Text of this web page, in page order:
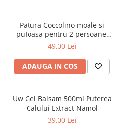
Patura Coccolino moale si
pufoasa pentru 2 persoane,
200X230 cm, Verde
49,00 Lei
ADAUGA IN COS
Uw Gel Balsam 500ml Puterea
Calului Extract Namol
39,00 Lei